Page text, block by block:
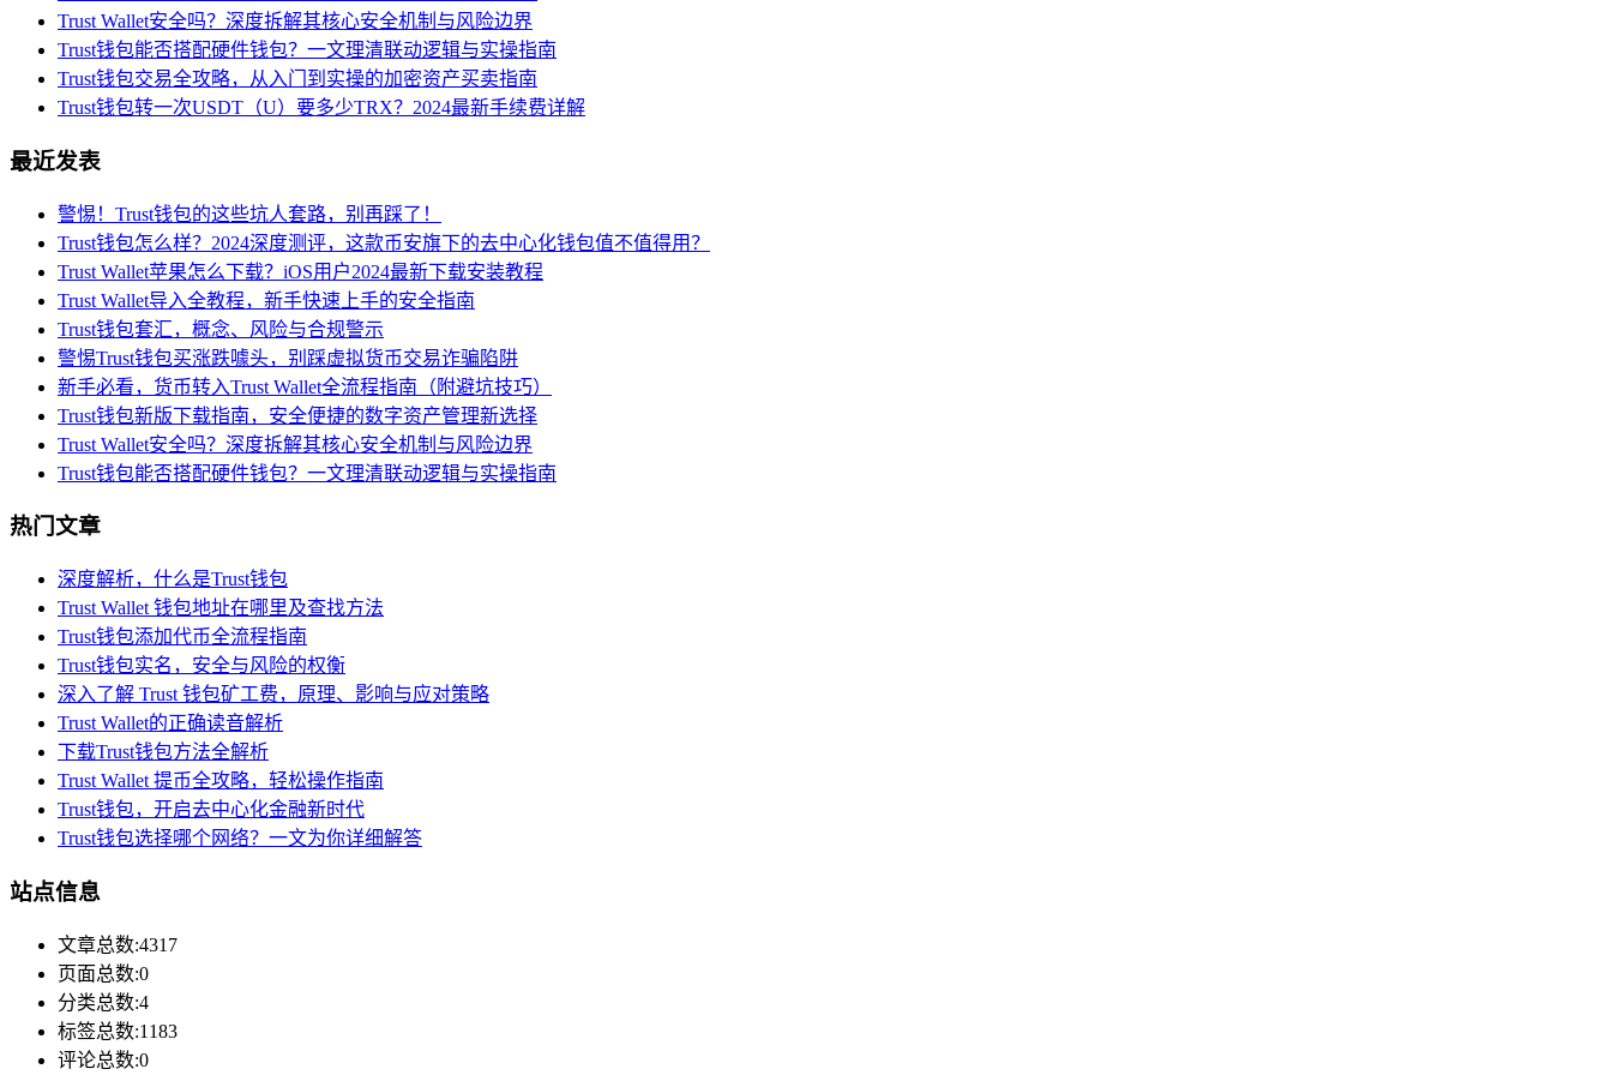
Trust Wallet安全吗？深度拆解其核心安全机制与风险边界
Trust钱包能否搭配硬件钱包？一文理清联动逻辑与实操指南
Trust钱包交易全攻略，从入门到实操的加密资产买卖指南
Trust钱包转一次USDT（U）要多少TRX？2024最新手续费详解
最近发表
警惕！Trust钱包的这些坑人套路，别再踩了！
Trust钱包怎么样？2024深度测评，这款币安旗下的去中心化钱包值不值得用？
Trust Wallet苹果怎么下载？iOS用户2024最新下载安装教程
Trust Wallet导入全教程，新手快速上手的安全指南
Trust钱包套汇，概念、风险与合规警示
警惕Trust钱包买涨跌噱头，别踩虚拟货币交易诈骗陷阱
新手必看，货币转入Trust Wallet全流程指南（附避坑技巧）
Trust钱包新版下载指南，安全便捷的数字资产管理新选择
Trust Wallet安全吗？深度拆解其核心安全机制与风险边界
Trust钱包能否搭配硬件钱包？一文理清联动逻辑与实操指南
热门文章
深度解析，什么是Trust钱包
Trust Wallet 钱包地址在哪里及查找方法
Trust钱包添加代币全流程指南
Trust钱包实名，安全与风险的权衡
深入了解 Trust 钱包矿工费，原理、影响与应对策略
Trust Wallet的正确读音解析
下载Trust钱包方法全解析
Trust Wallet 提币全攻略，轻松操作指南
Trust钱包，开启去中心化金融新时代
Trust钱包选择哪个网络？一文为你详细解答
站点信息
文章总数:4317
页面总数:0
分类总数:4
标签总数:1183
评论总数:0